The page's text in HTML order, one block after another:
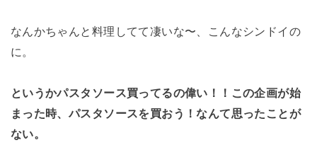
なんかちゃんと料理してて凄いな〜、こんなシンドイの
に。
というかパスタソース買ってるの偉い！！ この企画が始
まった時、パスタソースを買おう！なんて思ったことが
ない。